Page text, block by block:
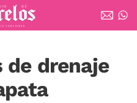
de drenaje